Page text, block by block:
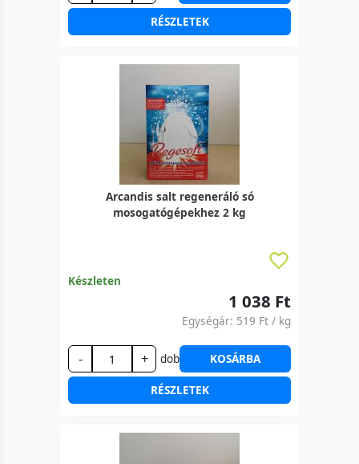
RÉSZLETEK
Arcandis salt regeneráló só
mosogatógépekhez 2 kg
Készleten
1 038 Ft
Egységár: 519 Ft / kg
- + dob KOSÁRBA
RÉSZLETEK